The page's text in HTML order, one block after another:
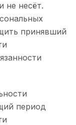
не несёт.
принявший
период